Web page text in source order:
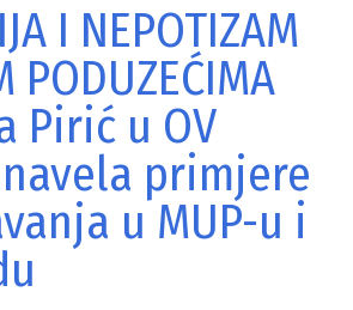
I NEPOTIZAM
PODUZEĆIMA
Pirić u OV
primjere
u MUP-u i